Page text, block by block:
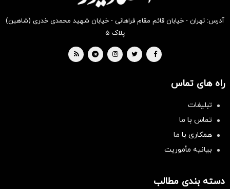
آدرس: تهران - خیابان قائم مقام فراهانی - خیابان شهید محمدی خدری (شاهین)
پلاک ۵
راه های تماس
تبلیغات
تماس با ما
همکاری با ما
بیانیه مأموریت
دسته بندی مطالب